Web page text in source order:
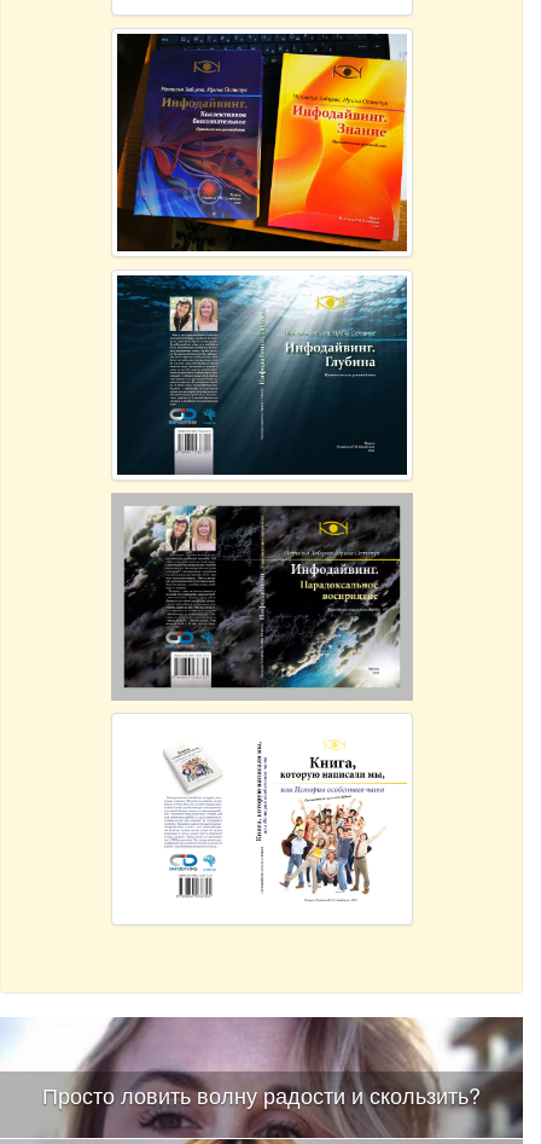
Просто ловить волну радости и скользить?